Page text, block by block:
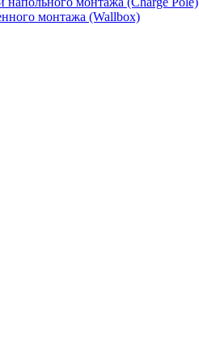
монтажа (Wallbox)